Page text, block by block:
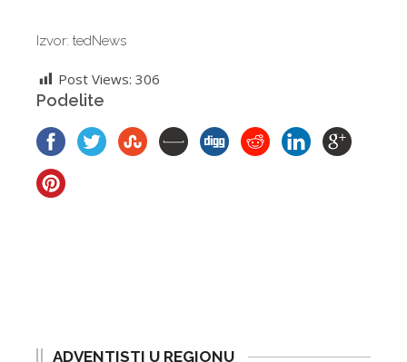
Izvor: tedNews
Post Views: 306
Podelite
ADVENTISTI U REGIONU